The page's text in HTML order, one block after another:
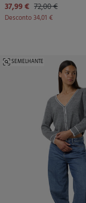
37,99 € 72,00 €
Desconto34,01 €
SEMELHANTE